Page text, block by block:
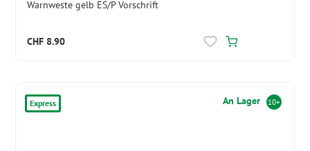
Warnweste gelb ES/P Vorschrift
CHF 8.90
Express An Lager 10+